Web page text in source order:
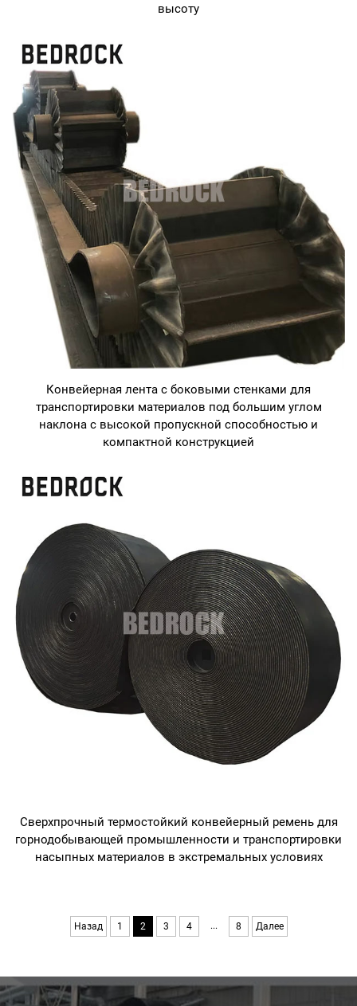
высоту
Конвейерная лента с боковыми стенками для
транспортировки материалов под большим углом
наклона с высокой пропускной способностью и
компактной конструкцией
Сверхпрочный термостойкий конвейерный ремень для
горнодобывающей промышленности и транспортировки
насыпных материалов в экстремальных условиях
Назад 1 2 3 4 ... 8 Далее